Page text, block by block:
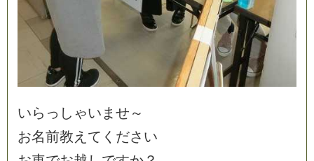
いら っ し ゃい ま せ ～
お名前教え て く ださ い